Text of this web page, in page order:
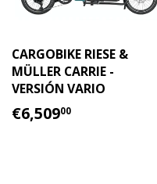
CARGOBIKE RIESE &
MÜLLER CARRIE -
VERSIÓN VARIO
PRECIO
HABITUAL
€6,50900